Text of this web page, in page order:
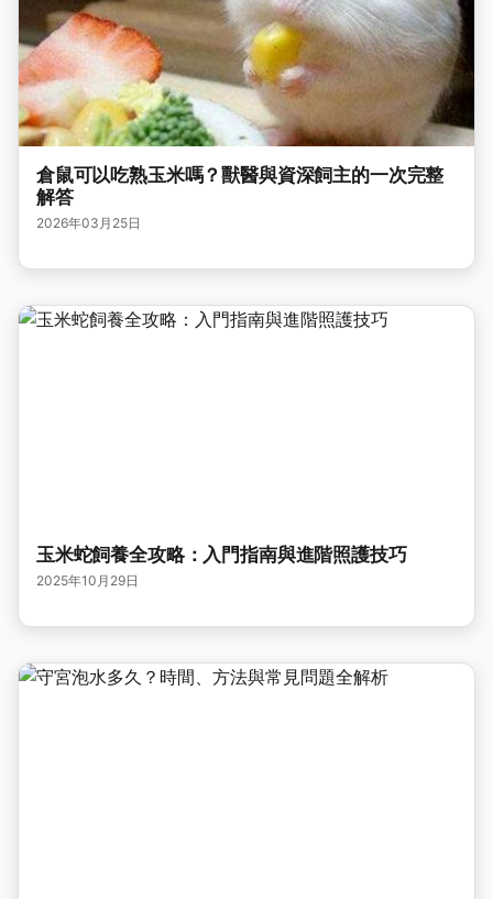
倉鼠可以吃熟玉米嗎？獸醫與資深飼主的一次完整
解答
2026年03月25日
玉米蛇飼養全攻略：入門指南與進階照護技巧
2025年10月29日